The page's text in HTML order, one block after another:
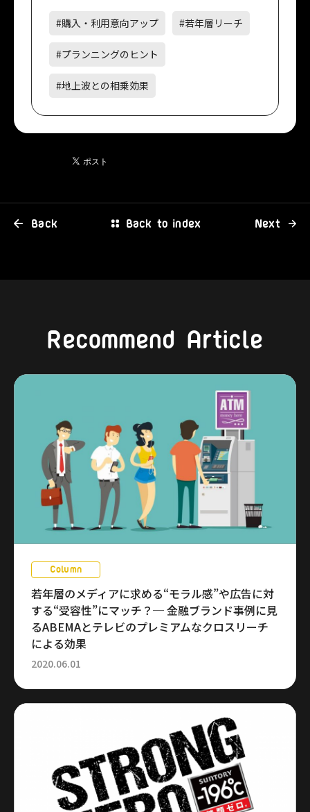
#購入・利用意向アップ #若年層リーチ
#プランニングのヒント
#地上波との相乗効果
Back Back to index Next
Recommend Article
Column
若年層のメディアに求める“モラル感”や広告に対
する“受容性”にマッチ？─ 金融ブランド事例に見
るABEMAとテレビのプレミアムなクロスリーチ
による効果
2020.06.01